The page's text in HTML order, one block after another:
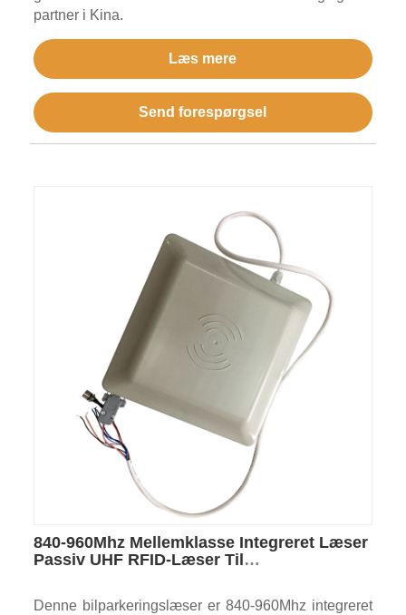
partner i Kina.
Læs mere
Send forespørgsel
840-960Mhz Mellemklasse Integreret Læser
Passiv UHF RFID-Læser Til
Denne bilparkeringslæser er 840-960Mhz integreret